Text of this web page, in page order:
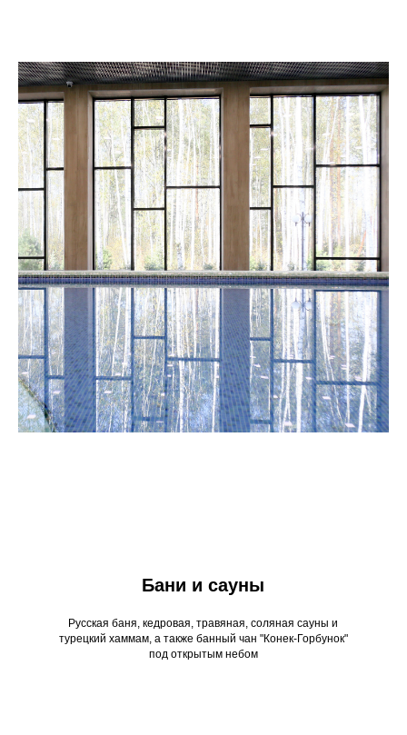
Бани и сауны
Русская баня, кедровая, травяная, соляная сауны и
турецкий хаммам, а также банный чан "Конек-Горбунок"
под открытым небом